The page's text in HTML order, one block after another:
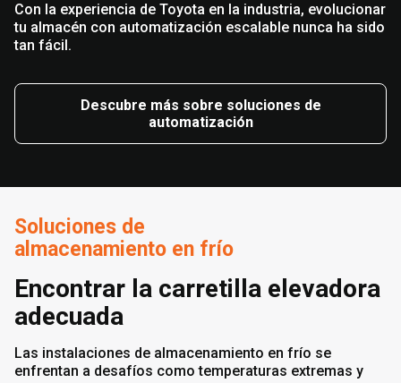
Con la experiencia de Toyota en la industria, evolucionar
tu almacén con automatización escalable nunca ha sido
tan fácil.
Descubre más sobre soluciones de
automatización
Soluciones de
almacenamiento en frío
Encontrar la carretilla elevadora
adecuada
Las instalaciones de almacenamiento en frío se
enfrentan a desafíos como temperaturas extremas y